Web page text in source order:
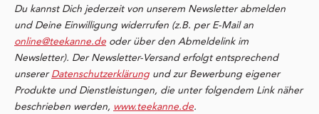
Du kannst Dich jederzeit von unserem Newsletter abmelden
und Deine Einwilligung widerrufen (z.B. per E-Mail an
online@teekanne.de oder über den Abmeldelink im
Newsletter). Der Newsletter-Versand erfolgt entsprechend
unsererDatenschutzerklärung und zur Bewerbung eigener
Produkte und Dienstleistungen, die unter folgendem Link näher
beschrieben werden, www.teekanne.de.